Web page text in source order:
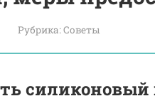
Рубрика:Советы